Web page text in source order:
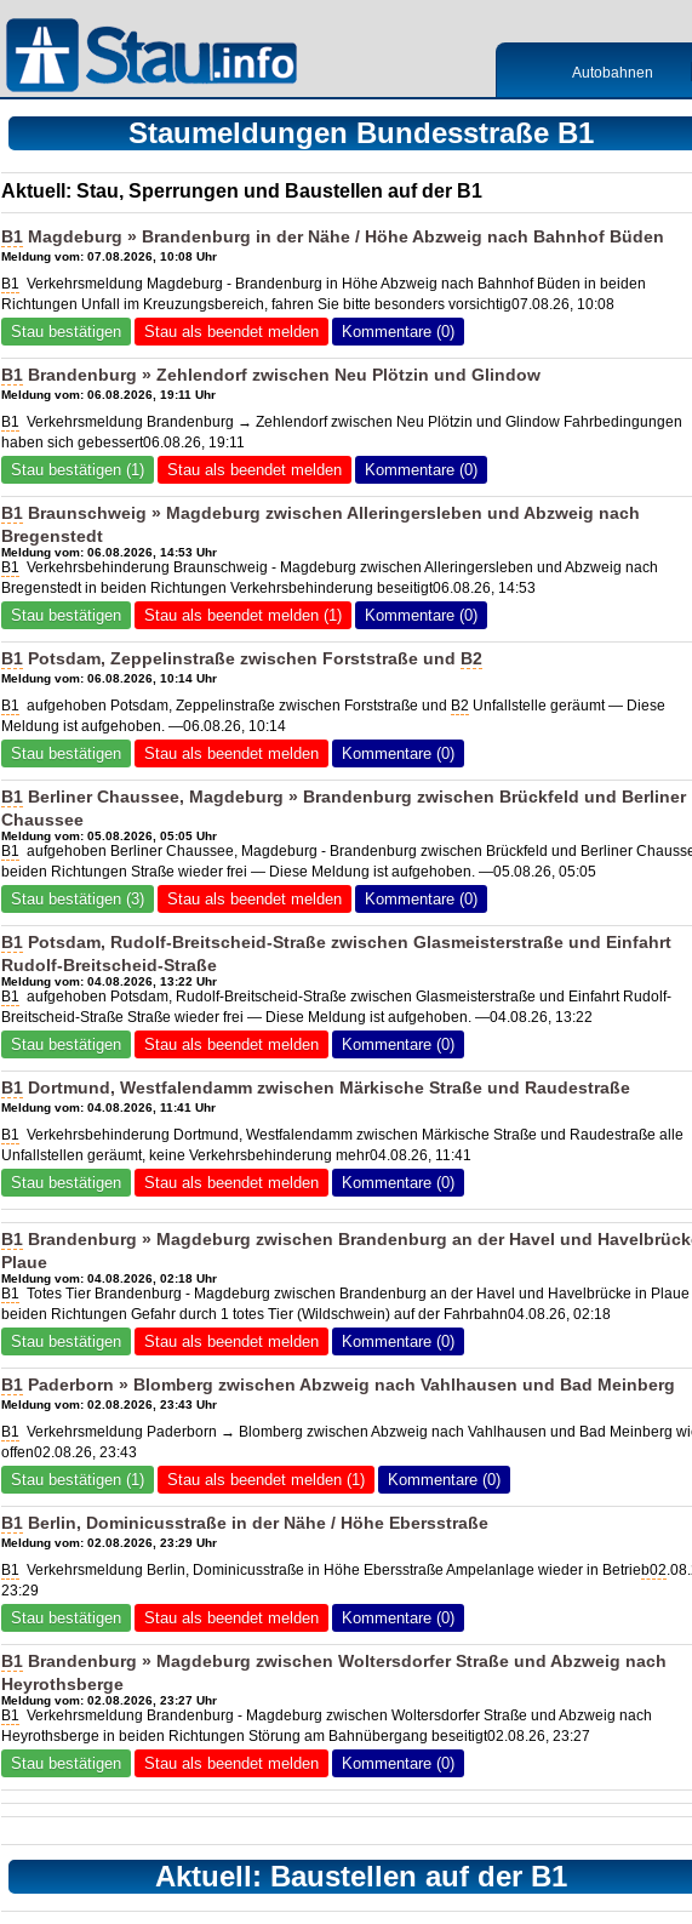
Autobahnen
Staumeldungen Bundesstraße B1
Aktuell: Stau, Sperrungen und Baustellen auf der B1
B1 Magdeburg » Brandenburg in der Nähe / Höhe Abzweig nach Bahnhof Büden
Meldung vom: 07.08.2026, 10:08 Uhr
B1 Verkehrsmeldung Magdeburg - Brandenburg in Höhe Abzweig nach Bahnhof Büden in beiden
Richtungen Unfall im Kreuzungsbereich, fahren Sie bitte besonders vorsichtig07.08.26, 10:08
Stau bestätigen Stau als beendet melden Kommentare (0)
B1 Brandenburg » Zehlendorf zwischen Neu Plötzin und Glindow
Meldung vom: 06.08.2026, 19:11 Uhr
B1 Verkehrsmeldung Brandenburg → Zehlendorf zwischen Neu Plötzin und Glindow Fahrbedingungen
haben sich gebessert06.08.26, 19:11
Stau bestätigen (1) Stau als beendet melden Kommentare (0)
B1 Braunschweig » Magdeburg zwischen Alleringersleben und Abzweig nach
Bregenstedt
Meldung vom: 06.08.2026, 14:53 Uhr
B1 Verkehrsbehinderung Braunschweig - Magdeburg zwischen Alleringersleben und Abzweig nach
Bregenstedt in beiden Richtungen Verkehrsbehinderung beseitigt06.08.26, 14:53
Stau bestätigen Stau als beendet melden (1) Kommentare (0)
B1 Potsdam, Zeppelinstraße zwischen Forststraße und B2
Meldung vom: 06.08.2026, 10:14 Uhr
B1 aufgehoben Potsdam, Zeppelinstraße zwischen Forststraße und B2 Unfallstelle geräumt — Diese
Meldung ist aufgehoben. —06.08.26, 10:14
Stau bestätigen Stau als beendet melden Kommentare (0)
B1 Berliner Chaussee, Magdeburg » Brandenburg zwischen Brückfeld und Berliner
Chaussee
Meldung vom: 05.08.2026, 05:05 Uhr
B1 aufgehoben Berliner Chaussee, Magdeburg - Brandenburg zwischen Brückfeld und Berliner
beiden Richtungen Straße wieder frei — Diese Meldung ist aufgehoben. —05.08.26, 05:05
Stau bestätigen (3) Stau als beendet melden Kommentare (0)
B1 Potsdam, Rudolf-Breitscheid-Straße zwischen Glasmeisterstraße und Einfahrt
Rudolf-Breitscheid-Straße
Meldung vom: 04.08.2026, 13:22 Uhr
B1 aufgehoben Potsdam, Rudolf-Breitscheid-Straße zwischen Glasmeisterstraße und Einfahrt Rudolf-
Breitscheid-Straße Straße wieder frei — Diese Meldung ist aufgehoben. —04.08.26, 13:22
Stau bestätigen Stau als beendet melden Kommentare (0)
B1 Dortmund, Westfalendamm zwischen Märkische Straße und Raudestraße
Meldung vom: 04.08.2026, 11:41 Uhr
B1 Verkehrsbehinderung Dortmund, Westfalendamm zwischen Märkische Straße und Raudestraße alle
Unfallstellen geräumt, keine Verkehrsbehinderung mehr04.08.26, 11:41
Stau bestätigen Stau als beendet melden Kommentare (0)
B1 Brandenburg » Magdeburg zwischen Brandenburg an der Havel und
Plaue
Meldung vom: 04.08.2026, 02:18 Uhr
B1 Totes Tier Brandenburg - Magdeburg zwischen Brandenburg an der Havel und Havelbrücke in
beiden Richtungen Gefahr durch 1 totes Tier (Wildschwein) auf der Fahrbahn04.08.26, 02:18
Stau bestätigen Stau als beendet melden Kommentare (0)
B1 Paderborn » Blomberg zwischen Abzweig nach Vahlhausen und Bad Meinberg
Meldung vom: 02.08.2026, 23:43 Uhr
B1 Verkehrsmeldung Paderborn → Blomberg zwischen Abzweig nach Vahlhausen und Bad Meinberg
offen02.08.26, 23:43
Stau bestätigen (1) Stau als beendet melden (1) Kommentare (0)
B1 Berlin, Dominicusstraße in der Nähe / Höhe Ebersstraße
Meldung vom: 02.08.2026, 23:29 Uhr
B1 Verkehrsmeldung Berlin, Dominicusstraße in Höhe Ebersstraße Ampelanlage wieder in Betrieb02
23:29
Stau bestätigen Stau als beendet melden Kommentare (0)
B1 Brandenburg » Magdeburg zwischen Woltersdorfer Straße und Abzweig nach
Heyrothsberge
Meldung vom: 02.08.2026, 23:27 Uhr
B1 Verkehrsmeldung Brandenburg - Magdeburg zwischen Woltersdorfer Straße und Abzweig nach
Heyrothsberge in beiden Richtungen Störung am Bahnübergang beseitigt02.08.26, 23:27
Stau bestätigen Stau als beendet melden Kommentare (0)
Aktuell: Baustellen auf der B1